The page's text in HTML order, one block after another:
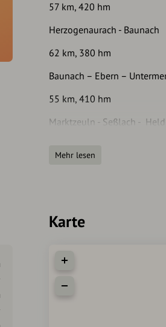
57 km, 420 hm
Herzogenaurach - Baunach
62 km, 380 hm
Baunach – Ebern –
55 km, 410 hm
Marktzeuln - Seßlach -
Hofheim i.UFr. – Königsberg
Mehr lesen
Karte